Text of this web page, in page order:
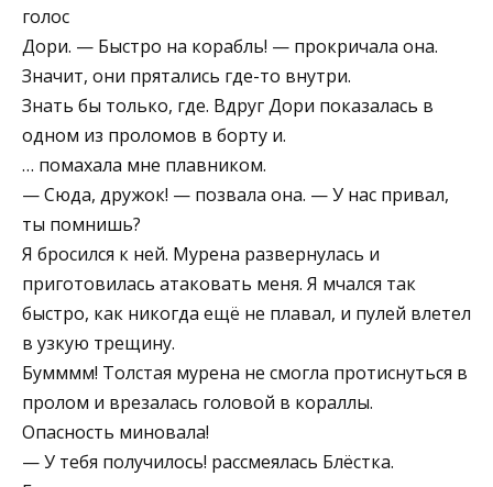
голос
Дори. — Быстро на корабль! — прокричала она.
Значит, они прятались где-то внутри.
Знать бы только, где. Вдруг Дори показалась в
одном из проломов в борту и.
… помахала мне плавником.
— Сюда, дружок! — позвала она. — У нас привал,
ты помнишь?
Я бросился к ней. Мурена развернулась и
приготовилась атаковать меня. Я мчался так
быстро, как никогда ещё не плавал, и пулей влетел
в узкую трещину.
Бумммм! Толстая мурена не смогла протиснуться в
пролом и врезалась головой в кораллы.
Опасность миновала!
— У тебя получилось! рассмеялась Блёстка.